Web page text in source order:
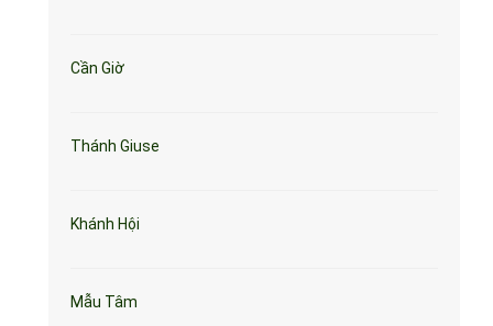
Cần Giờ
Thánh Giuse
Khánh Hội
Mẫu Tâm